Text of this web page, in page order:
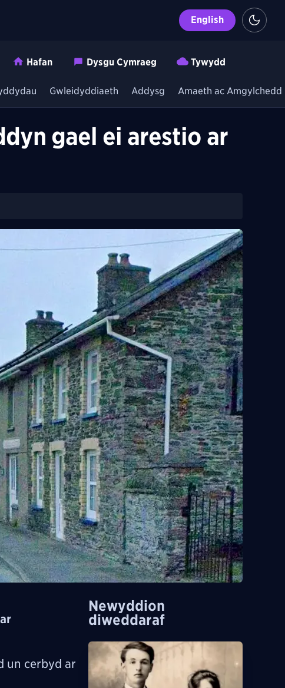
English
Hafan Dysgu Cymraeg Tywydd
Gwleidyddiaeth Addysg Amaeth ac Amgylchedd
gael ei arestio ar
un cerbyd ar
Newyddion
diweddaraf